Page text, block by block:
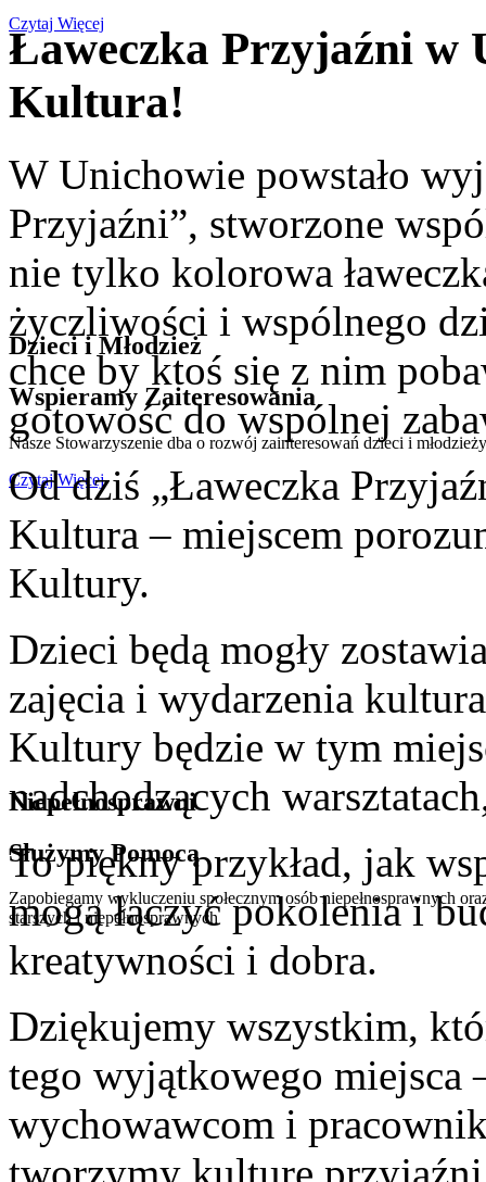
Czytaj Więcej
Dzieci i Młodzież
Wspieramy Zaiteresowania
Nasze Stowarzyszenie dba o rozwój zainteresowań dzieci i
Czytaj Więcej
Niepełnosprawni
Służymy Pomocą
Zapobiegamy wykluczeniu społecznym osób niepełnosprawnych
starszych i niepełnosprawnych
Ławeczka Przyjaźni w
Kultura!
W Unichowie powstało
Przyjaźni”, stworzone
nie tylko kolorowa
życzliwości i wspólnego
chce by ktoś się z nim
gotowość do wspólnej
Od dziś „Ławeczka
Kultura – miejscem
Kultury.
Dzieci będą mogły
zajęcia i wydarzenia
Kultury będzie w tym
nadchodzących
To piękny przykład, jak
mogą łączyć pokolenia i
kreatywności i dobra.
Dziękujemy wszystkim,
tego wyjątkowego miejsca
wychowawcom i
tworzymy kulturę